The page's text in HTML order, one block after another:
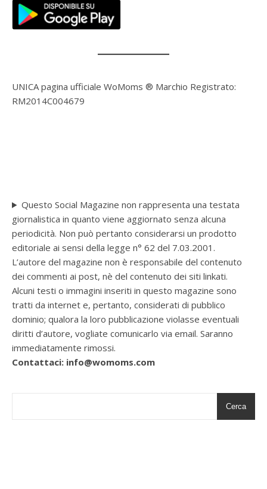
UNICA pagina ufficiale WoMoms ® Marchio Registrato:
RM2014C004679
Questo Social Magazine non rappresenta una testata
giornalistica in quanto viene aggiornato senza alcuna
periodicità. Non può pertanto considerarsi un prodotto
editoriale ai sensi della legge n° 62 del 7.03.2001.
L’autore del magazine non è responsabile del contenuto
dei commenti ai post, nè del contenuto dei siti linkati.
Alcuni testi o immagini inseriti in questo magazine sono
tratti da internet e, pertanto, considerati di pubblico
dominio; qualora la loro pubblicazione violasse eventuali
diritti d’autore, vogliate comunicarlo via email. Saranno
immediatamente rimossi.
Contattaci: info@womoms.com
Cerca